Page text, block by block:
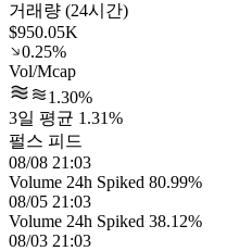
거래량 (24시간)
$950.05K
0.25%
Vol/Mcap
1.30%
3일 평균 1.31%
펄스 피드
08/08 21:03
Volume 24h Spiked 80.99%
08/05 21:03
Volume 24h Spiked 38.12%
08/03 21:03